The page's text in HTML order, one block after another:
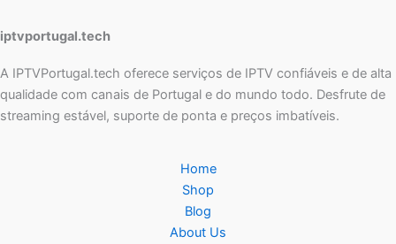
iptvportugal.tech
A IPTVPortugal.tech oferece serviços de IPTV confiáveis e de alta
qualidade com canais de Portugal e do mundo todo. Desfrute de
streaming estável, suporte de ponta e preços imbatíveis.
Home
Shop
Blog
About Us